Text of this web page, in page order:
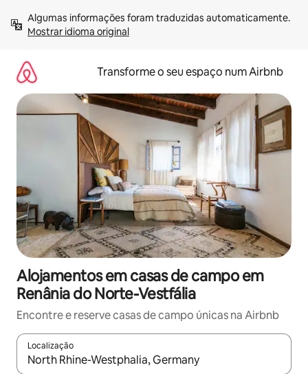
para
Mostrar idioma original
Transforme o seu espaço num Airbnb
Alojamentos em casas de campo em
Renânia do Norte-Vestfália
Encontre e reserve casas de campo únicas na Airbnb
Localização
Quando os resultados estiverem disponíveis, navegue com